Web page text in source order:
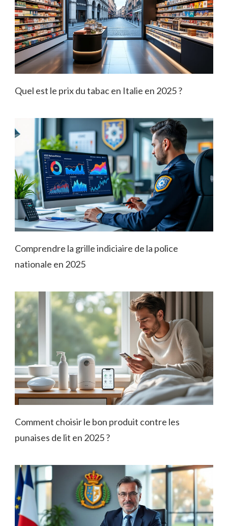
Quel est le prix du tabac en Italie en 2025 ?
Comprendre la grille indiciaire de la police
nationale en 2025
Comment choisir le bon produit contre les
punaises de lit en 2025 ?